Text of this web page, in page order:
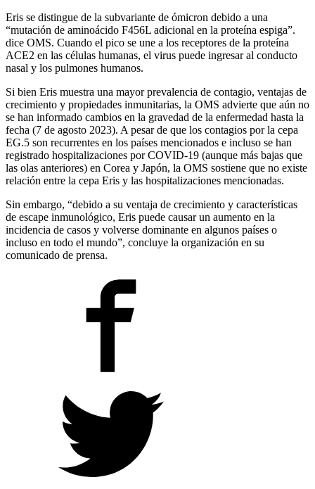
Eris se distingue de la subvariante de ómicron debido a una
“mutación de aminoácido F456L adicional en la proteína espiga”.
dice OMS. Cuando el pico se une a los receptores de la proteína
ACE2 en las células humanas, el virus puede ingresar al conducto
nasal y los pulmones humanos.
Si bien Eris muestra una mayor prevalencia de contagio, ventajas de
crecimiento y propiedades inmunitarias, la OMS advierte que aún no
se han informado cambios en la gravedad de la enfermedad hasta la
fecha (7 de agosto 2023). A pesar de que los contagios por la cepa
EG.5 son recurrentes en los países mencionados e incluso se han
registrado hospitalizaciones por COVID-19 (aunque más bajas que
las olas anteriores) en Corea y Japón, la OMS sostiene que no existe
relación entre la cepa Eris y las hospitalizaciones mencionadas.
Sin embargo, “debido a su ventaja de crecimiento y características
de escape inmunológico, Eris puede causar un aumento en la
incidencia de casos y volverse dominante en algunos países o
incluso en todo el mundo”, concluye la organización en su
comunicado de prensa.